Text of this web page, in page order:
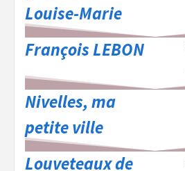
Louise-Marie
François LEBON
Nivelles, ma
petite ville
Louveteaux de